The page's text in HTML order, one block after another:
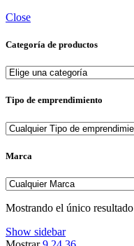
Close
Categoría de productos
Tipo de emprendimiento
Marca
Mostrando el único resultado
Show sidebar